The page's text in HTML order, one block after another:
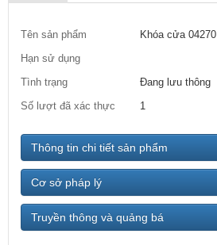
Tên sản phẩm
Khóa cửa 04270
Hạn sử dụng
Tình trạng
Đang lưu thông
Số lượt đã xác thực
1
Thông tin chi tiết sản phẩm
Cơ sở pháp lý
Truyền thông và quảng bá